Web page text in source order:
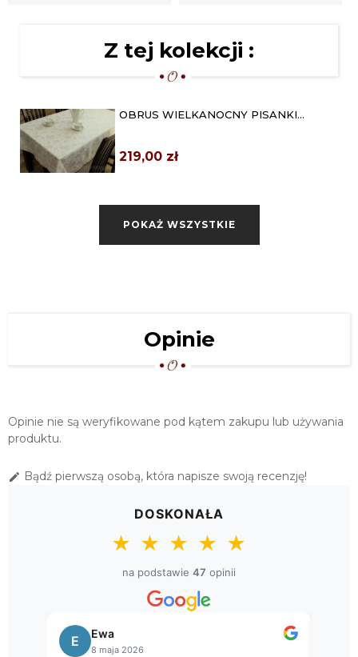
Z tej kolekcji :
OBRUS WIELKANOCNY PISANKI
219,00 zł
219,00 zł
POKAŻ WSZYSTKIE
Opinie
Opinie nie są weryfikowane pod kątem zakupu lub używania
produktu.
 Bądź pierwszą osobą, która napisze swoją recenzję!
DOSKONAŁA
★ ★ ★ ★ ★
na podstawie 47 opinii
E Ewa
8 maja 2026